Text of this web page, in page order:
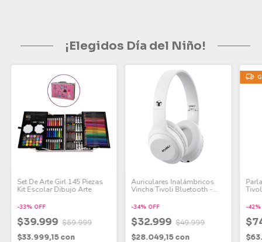
¡Elegidos Día del Niño!
Set De Arte Girl 145 Piezas
Kit Escolar Dibujo Arte
-33% OFF
$39.999 $59.999
$33.999,15 con
Auriculares Inalámbricos
Vincha Tivoli Bluetooth -
-34%OFF
$32.999 $49.999
$28.049,15 con
-42